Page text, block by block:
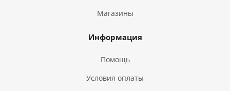
Магазины
Информация
Помощь
Условия оплаты